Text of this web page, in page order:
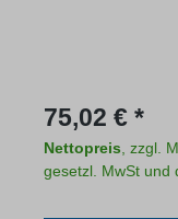
Regulärer Preis:
75,02 € *
Nettopreis , zzgl.
gesetzl. MwSt und